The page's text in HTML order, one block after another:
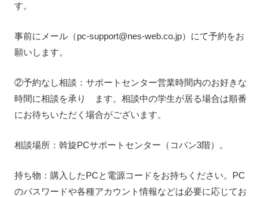
す。
事前にメール（pc-support@nes-web.co.jp）にて予約をお
願いします。
②予約なし相談：サポートセンター営業時間内のお好きな
時間に相談を承り ます。相談中の学生が居る場合は順番
にお待ちいただく場合がございます。
相談場所：斡旋PCサポートセンター（コパン3階）。
持ち物：購入したPCと電源コードをお持ちください。PC
のパスワードや各種アカウント情報などは必要に応じてお